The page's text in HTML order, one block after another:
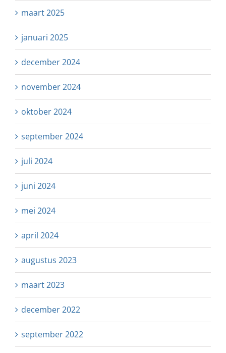
maart 2025
januari 2025
december 2024
november 2024
oktober 2024
september 2024
juli 2024
juni 2024
mei 2024
april 2024
augustus 2023
maart 2023
december 2022
september 2022